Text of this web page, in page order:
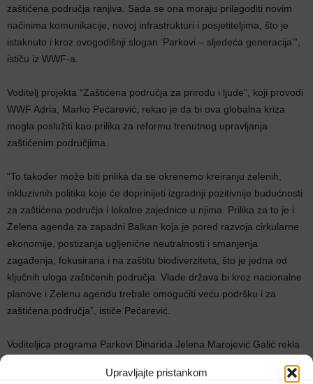
Upravljajte pristankom
zaštićena područja ranjiva. Sada se ona moraju prilagoditi novim
načinima komunikacije, novoj infrastrukturi i posjetiteljima, što je
istaknuto i kroz ovogodišnji slogan ‘Parkovi – sljedeća generacija'”,
ističu iz WWF-a.
Voditelj projekta “Zaštićena područja za prirodu i ljude”, koji provodi
WWF Adria, Marko Pećarević, rekao je da bi ova globalna kriza
mogla poslužiti kao prilika za reformu trenutnog upravljanja
zaštićenim područjima.
“To također može biti prilika da se okrenemo kreiranju zelenih,
inkluzivnih politika koje će doprinijeti izgradnji pozitivnije budućnosti
za zaštićena područja i lokalne zajednice u njima. Prilika za to je i
Zelena agenda za zapadni Balkan koja je pored razvoja cirkularne
ekonomije, postizanja ugljenične neutralnosti i smanjenja
zagađenja, fokusirana i na zaštitu biodiverziteta, što je jedna od
ključnih uloga zaštićenih područja. Vlade država bi kroz nacionalne
planove i Zelenu agendu trebale omogućiti veću podršku i za
zaštićena područja”, ističe Pećarević.
Voditeljica programa Parkovi Dinarida Jelena Marojević Galić rekla
previše orijentirana na razvoj turizma, što je rezultiralo stalnim